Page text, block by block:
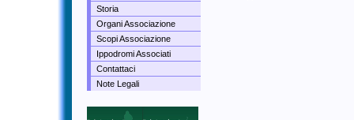
Storia
Organi Associazione
Scopi Associazione
Ippodromi Associati
Contattaci
Note Legali